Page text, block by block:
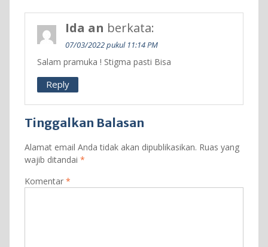
Ida an berkata:
07/03/2022 pukul 11:14 PM
Salam pramuka ! Stigma pasti Bisa
Reply
Tinggalkan Balasan
Alamat email Anda tidak akan dipublikasikan. Ruas yang
wajib ditandai *
Komentar *